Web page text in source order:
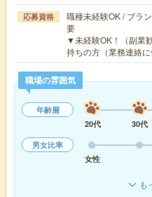
応募資格
職種未経験OK / ブラ
要
▼未経験OK！（副業
持ちの方（業務連絡
職場の雰囲気
年齢層
20代
30代
男女比率
女性
も